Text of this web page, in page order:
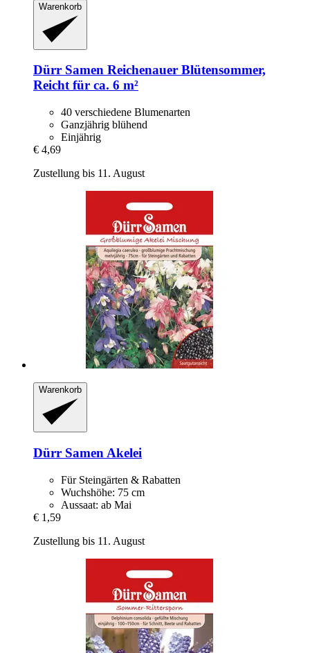
Warenkorb
Dürr Samen Reichenauer Blütensommer,
Reicht für ca. 6 m²
40 verschiedene Blumenarten
Ganzjährig blühend
Einjährig
€ 4,69
Zustellung bis 11. August
Warenkorb
Dürr SamenAkelei
Für Steingärten & Rabatten
Wuchshöhe: 75 cm
Aussaat: ab Mai
€ 1,59
Zustellung bis 11. August